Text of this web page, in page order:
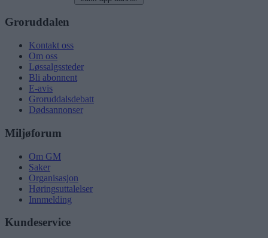
Groruddalen
Kontakt oss
Om oss
Løssalgssteder
Bli abonnent
E-avis
Groruddalsdebatt
Dødsannonser
Miljøforum
Om GM
Saker
Organisasjon
Høringsuttalelser
Innmelding
Kundeservice